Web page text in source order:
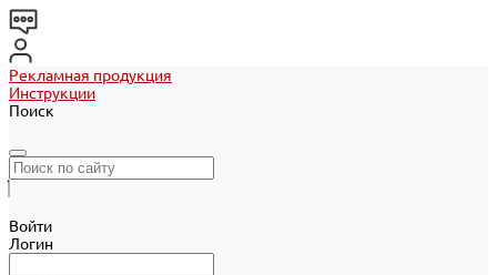
Рекламная продукция
Инструкции
Поиск
Войти
Логин